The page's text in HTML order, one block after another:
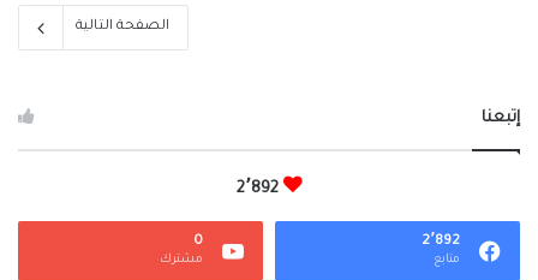
الصفحة التالية
إتبعنا
2٬892
2٬892
متابع
0
مشترك